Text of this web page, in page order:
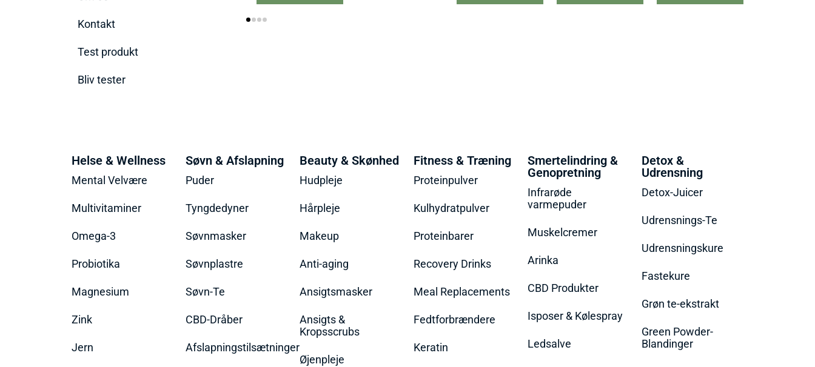
Kontakt
Test produkt
Bliv tester
Helse & Wellness
Mental Velvære
Multivitaminer
Omega-3
Probiotika
Magnesium
Zink
Jern
Søvn & Afslapning
Puder
Tyngdedyner
Søvnmasker
Søvnplastre
Søvn-Te
CBD-Dråber
Afslapningstilsætninger
Beauty & Skønhed
Hudpleje
Hårpleje
Makeup
Anti-aging
Ansigtsmasker
Ansigts &
Kropsscrubs
Øjenpleje
Fitness & Træning
Proteinpulver
Kulhydratpulver
Proteinbarer
Recovery Drinks
Meal Replacements
Fedtforbrændere
Keratin
Smertelindring &
Genopretning
Infrarøde
varmepuder
Muskelcremer
Arinka
CBD Produkter
Isposer & Kølespray
Ledsalve
Detox &
Udrensning
Detox-Juicer
Udrensnings-Te
Udrensningskure
Fastekure
Grøn te-ekstrakt
Green Powder-
Blandinger